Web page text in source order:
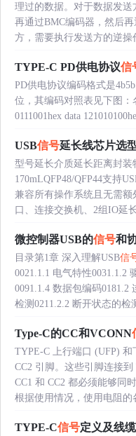
理过的数据。对于数据发送
再通过BMC编码器，然后
方，需要执行发送方的逆
TYPE-C PD供电协议信
PD供电协议编码格式是
位，其编码对照表见下图：
0111001hex data
USB信号延长线芯片选
型号延长介质延长距离封装
170mLQFP48/QFP44支持
兼容所有操作系统且无需
口、连接交换机、2组IO延
微控制器USB的信号和
目录第1章 深入理解USB信
0021.1.1 电气特性0031.1.2
0091.1.4 数据包编码0181.2
检测0211.2.2 断开状态的检
Type-C的CC和VCONN
TYPE-C 上行端口 (UFP)
CC2 引脚。这些引脚连接
CC1 和 CC2 都必须能够同
根据使用情况，使用电阻
TYPE-C信号定义及线